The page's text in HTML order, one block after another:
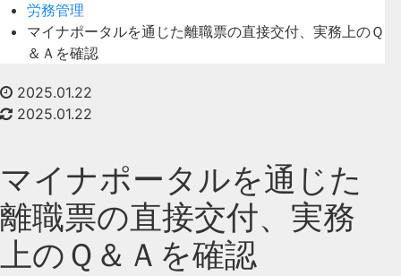
労務管理
マイナポータルを通じた離職票の直接交付、実務上のＱ
＆Ａを確認
2025.01.22
2025.01.22
マイナポータルを通じた
離職票の直接交付、実務
上のＱ＆Ａを確認